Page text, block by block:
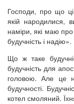
Господи, про що
якій народилися,
наміри, які маю
будучність і надію».
Що ж таке
будучність для
головою. Але це
будучності.
котел смоляний.